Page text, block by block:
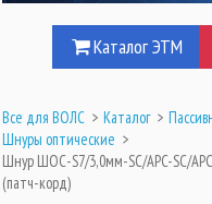
Каталог ЭТМ
Все для ВОЛС > Каталог >
Шнуры оптические >
Шнур ШОС-S7/3,0мм-SC/APC-SC/
(патч-корд)